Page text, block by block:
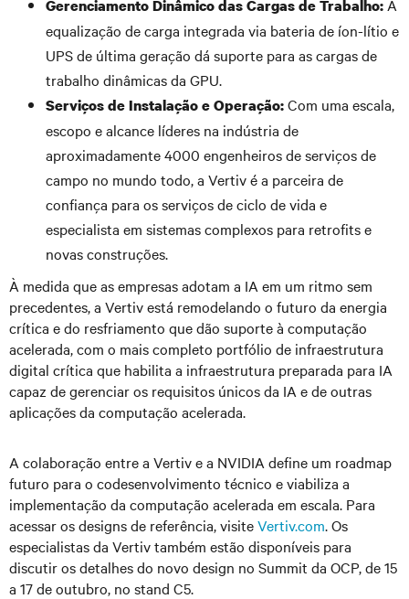
Gerenciamento Dinâmico das Cargas de Trabalho: A
equalização de carga integrada via bateria de íon-lítio e
UPS de última geração dá suporte para as cargas de
trabalho dinâmicas da GPU.
Serviços de Instalação e Operação:Com uma escala,
escopo e alcance líderes na indústria de
aproximadamente 4000 engenheiros de serviços de
campo no mundo todo, a Vertiv é a parceira de
confiança para os serviços de ciclo de vida e
especialista em sistemas complexos para retrofits e
novas construções.
À medida que as empresas adotam a IA em um ritmo sem
precedentes, a Vertiv está remodelando o futuro da energia
crítica e do resfriamento que dão suporte à computação
acelerada, com o mais completo portfólio de infraestrutura
digital crítica que habilita a infraestrutura preparada para IA
capaz de gerenciar os requisitos únicos da IA e de outras
aplicações da computação acelerada.
A colaboração entre a Vertiv e a NVIDIA define um roadmap
futuro para o codesenvolvimento técnico e viabiliza a
implementação da computação acelerada em escala. Para
acessar os designs de referência, visiteVertiv.com. Os
especialistas da Vertiv também estão disponíveis para
discutir os detalhes do novo design no Summit da OCP, de 15
a 17 de outubro, no stand C5.